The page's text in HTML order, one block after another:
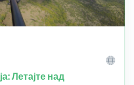
Летајте над